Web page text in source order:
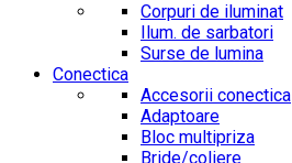
Corpuri de iluminat
Ilum. de sarbatori
Surse de lumina
Conectica
Accesorii conectica
Adaptoare
Bloc multipriza
Bride/coliere